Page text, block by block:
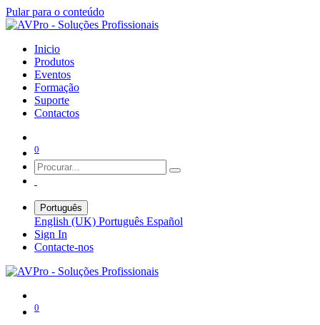
Pular para o conteúdo
Inicio
Produtos
Eventos
Formação
Suporte
Contactos
0
Português
English (UK) Português Español
Sign In
Contacte-nos
0